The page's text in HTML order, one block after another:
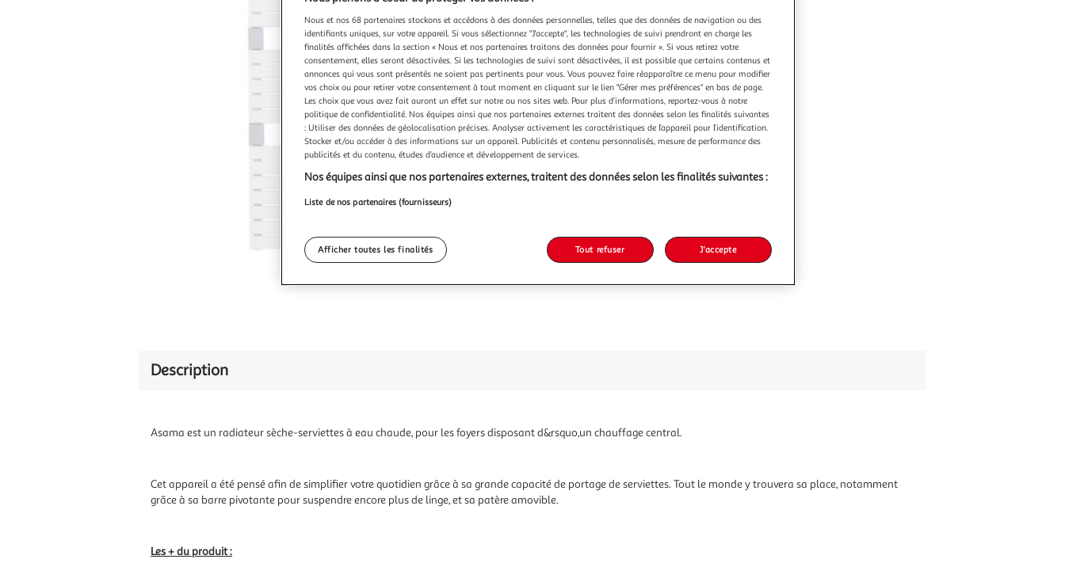
Description
Asama est un radiateur sèche-serviettes à eau chaude, pour les foyers disposant d&rsquo,un chauffage central.
Cet appareil a été pensé afin de simplifier votre quotidien grâce à sa grande capacité de portage de serviettes. Tout le monde y trouvera sa place, notamment
grâce à sa barre pivotante pour suspendre encore plus de linge, et sa patère amovible.
Les + du produit :
Nous et nos 68 partenaires stockons et accédons à des données personnelles, telles que des données de navigation ou des
identifiants uniques, sur votre appareil. Si vous sélectionnez "J'accepte", les technologies de suivi prendront en charge les
finalités affichées dans la section « Nous et nos partenaires traitons des données pour fournir ». Si vous retirez votre
consentement, elles seront désactivées. Si les technologies de suivi sont désactivées, il est possible que certains contenus et
annonces qui vous sont présentés ne soient pas pertinents pour vous. Vous pouvez faire réapparaître ce menu pour modifier
vos choix ou pour retirer votre consentement à tout moment en cliquant sur le lien "Gérer mes préférences" en bas de page.
Les choix que vous avez fait auront un effet sur notre ou nos sites web. Pour plus d’informations, reportez-vous à notre
politique de confidentialité. Nos équipes ainsi que nos partenaires externes traitent des données selon les finalités suivantes
: Utiliser des données de géolocalisation précises. Analyser activement les caractéristiques de l’appareil pour l’identification.
Stocker et/ou accéder à des informations sur un appareil. Publicités et contenu personnalisés, mesure de performance des
publicités et du contenu, études d’audience et développement de services.
Nos équipes ainsi que nos partenaires externes, traitent des données selon les finalités suivantes :
Liste de nos partenaires (fournisseurs)
Afficher toutes les finalités Tout refuser J'accepte